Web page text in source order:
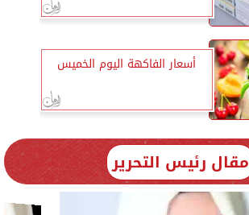
أسعار الفاكهة اليوم الخميس
مقال رئيس التحرير